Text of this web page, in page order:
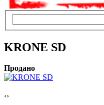
KRONE SD
Продано
‹›